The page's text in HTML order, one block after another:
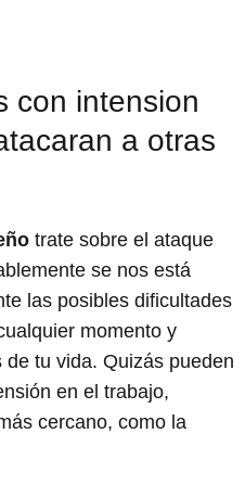
con intension
a otras
trate sobre el ataque
se nos está
las posibles dificultades
momento y
tu vida. Quizás pueden
en el trabajo,
cercano, como la